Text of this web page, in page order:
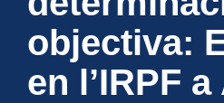
objectiva:
en l’IRPF